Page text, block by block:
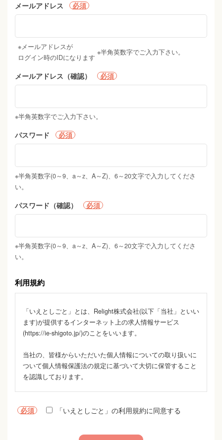
メールアドレス 必須
※メールアドレスが
ログイン時のIDになります
※半角英数字でご入力下さい。
メールアドレス（確認） 必須
※半角英数字でご入力下さい。
パスワード 必須
※半角英数字(0～9、a～z、A～Z)、6～20文字で入力してくださ
い。
パスワード（確認） 必須
※半角英数字(0～9、a～z、A～Z)、6～20文字で入力してくださ
い。
利用規約
「いえとしごと」とは、Relight株式会社(以下「当社」といい
ます)が提供するインターネット上の求人情報サービス
(https://ie-shigoto.jp/)のことをいいます。
当社の、皆様からいただいた個人情報についての取り扱いに
ついて個人情報保護法の規定に基づいて大切に保管すること
を認識しております。
していただいたものとさせていただきます。
必須 「いえとしごと」の利用規約に同意する